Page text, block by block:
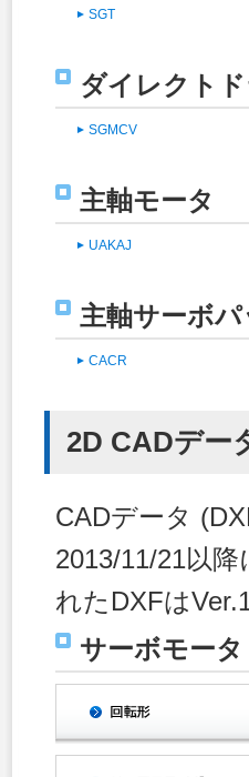
SGT
ダイレクト
SGMCV
主軸モータ
UAKAJ
主軸サーボ
CACR
2D CADデー
CADデータ
2013/11/21以
れたDXFは
サーボモータ